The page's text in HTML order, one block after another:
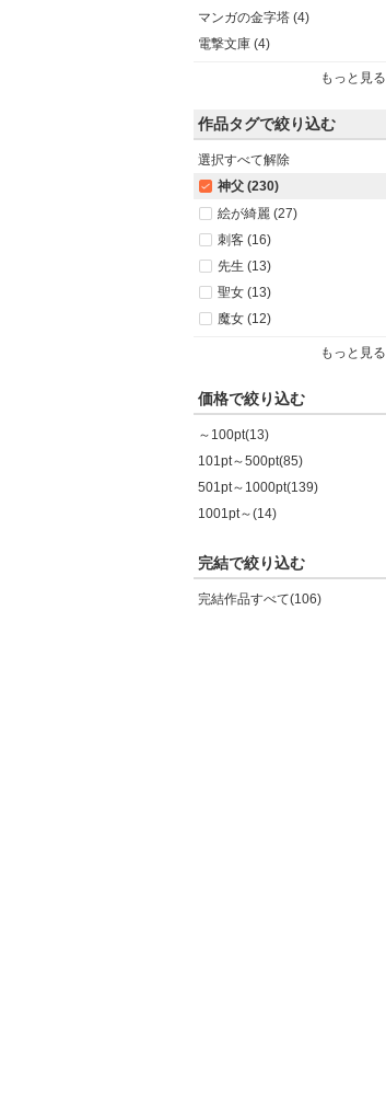
マンガの金字塔 (4)
電撃文庫 (4)
もっと見る
作品タグで絞り込む
選択すべて解除
神父 (230)
絵が綺麗 (27)
刺客 (16)
先生 (13)
聖女 (13)
魔女 (12)
もっと見る
価格で絞り込む
～100pt(13)
101pt～500pt(85)
501pt～1000pt(139)
1001pt～(14)
完結で絞り込む
完結作品すべて(106)